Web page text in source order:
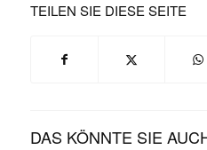
TEILEN SIE DIESE SEITE
DAS KÖNNTE SIE